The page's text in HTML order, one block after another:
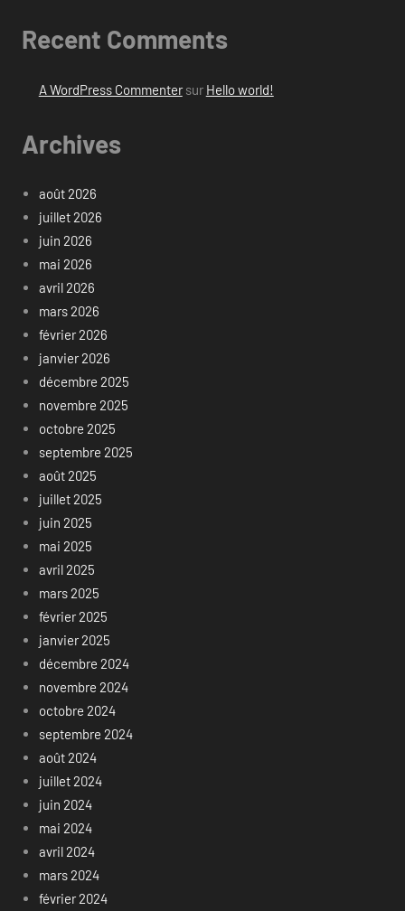
Recent Comments
A WordPress Commentersur Hello world!
Archives
août 2026
juillet 2026
juin 2026
mai 2026
avril 2026
mars 2026
février 2026
janvier 2026
décembre 2025
novembre 2025
octobre 2025
septembre 2025
août 2025
juillet 2025
juin 2025
mai 2025
avril 2025
mars 2025
février 2025
janvier 2025
décembre 2024
novembre 2024
octobre 2024
septembre 2024
août 2024
juillet 2024
juin 2024
mai 2024
avril 2024
mars 2024
février 2024